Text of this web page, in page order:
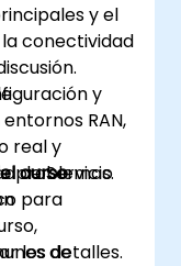
y el
conectividad
RAN,
de Servicio
para
de
y
real y
problemas.
curso
los detalles.